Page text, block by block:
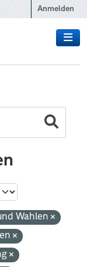
Anmelden
Wahlen